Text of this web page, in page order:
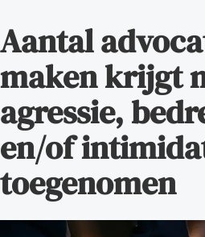
Aantal
maken krijgt
agressie,
en/of
toegenomen
Uitgelicht